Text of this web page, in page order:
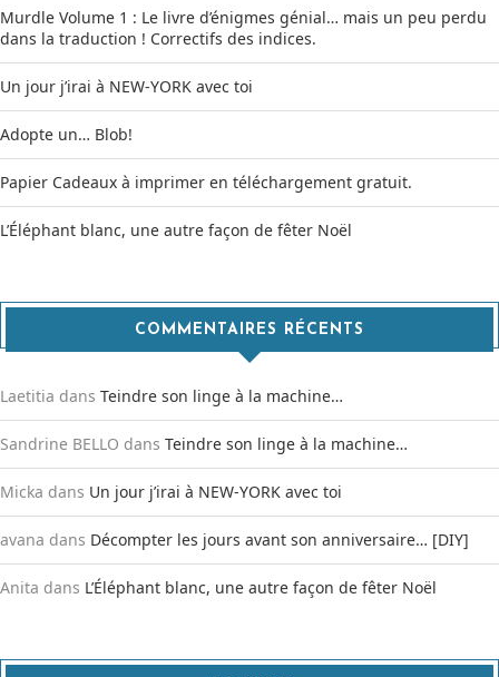
Murdle Volume 1 : Le livre d’énigmes génial… mais un peu perdu
dans la traduction ! Correctifs des indices.
Un jour j’irai à NEW-YORK avec toi
Adopte un… Blob!
Papier Cadeaux à imprimer en téléchargement gratuit.
L’Éléphant blanc, une autre façon de fêter Noël
COMMENTAIRES RÉCENTS
Laetitia dans Teindre son linge à la machine…
Sandrine BELLO dans Teindre son linge à la machine…
Micka dans Un jour j’irai à NEW-YORK avec toi
avana dans Décompter les jours avant son anniversaire… [DIY]
Anita dans L’Éléphant blanc, une autre façon de fêter Noël